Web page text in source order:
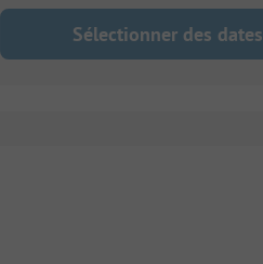
Sélectionner des dates